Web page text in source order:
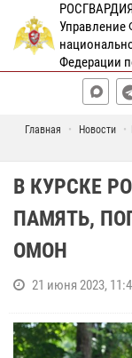
Управление
Федерации
Главная Новости
В КУРСКЕ
ПАМЯТЬ,
ОМОН
21 июня 2023,